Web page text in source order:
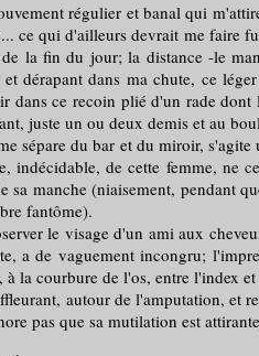
régulier et banal qui
ce qui d'ailleurs devrait me faire
la fin du jour; la distance -le
dérapant dans ma chute, ce
ce recoin plié d'un rade
juste un ou deux demis et au
du bar et du miroir, s'agite
indécidable, de cette femme, ne
sa manche (niaisement, pendant
fantôme).
le visage d'un ami aux cheveux
a de vaguement incongru;
à la courbure de l'os, entre l'index
autour de l'amputation, et
pas que sa mutilation est